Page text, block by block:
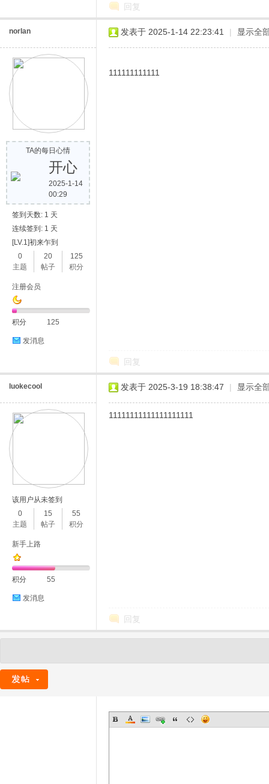
回复
norlan
TA的每日心情
开心
2025-1-14
00:29
签到天数: 1 天
连续签到: 1 天
[LV.1]初来乍到
0
主题
20
帖子
125
积分
注册会员
积分 125
发消息
发表于 2025-1-14 22:23:41 | 显示全
111111111111
回复
luokecool
该用户从未签到
0
主题
15
帖子
55
积分
新手上路
积分 55
发消息
发表于 2025-3-19 18:38:47 | 显示全
11111111111111111111
回复